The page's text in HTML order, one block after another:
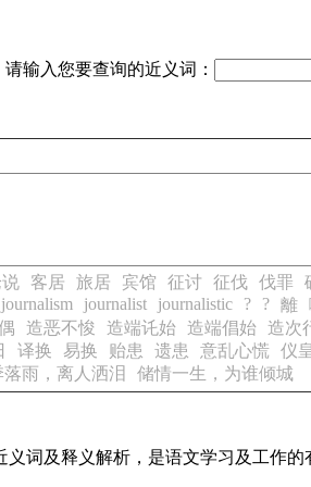
请输入您要查询的近义词：
客居 旅居 宾馆 征讨 征伐 伐罪
journalism
journalist journalistic ? ? 離
造恶不悛 造端讬始 造端倡始 造次
译换 易换 贻患 遗患 意乱心慌 仪
落雨，离人洒泪
储情一生，为谁倾城
词及释义解析，是语文学习及工作的